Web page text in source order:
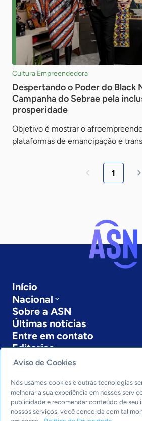
Cultura Empreendedora
Despertando o Poder do Black
Campanha do Sebrae pela
prosperidade
Objetivo é mostrar o
plataformas de emancipação e
1
Início
Nacional
Sobre a ASN
Últimas notícias
Entre em contato
Editorias
Economia & Política
Inovação & Tecnologia
Cultura empreendedora
Dados
Arquivo
Aviso de Cookies
Nós usamos cookies e outras tecnologias
melhorar a sua experiência em nossos
publicidade e recomendar conteúdo de seu
nossos serviços, você concorda com tal